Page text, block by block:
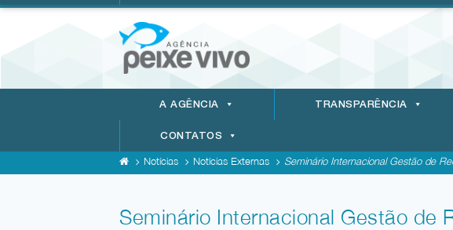
A AGÊNCIA TRANSPARÊNCIA
CONTATOS
Notícias Notícias Externas Seminário Internacional Gestão de
Seminário Internacional Gestão de